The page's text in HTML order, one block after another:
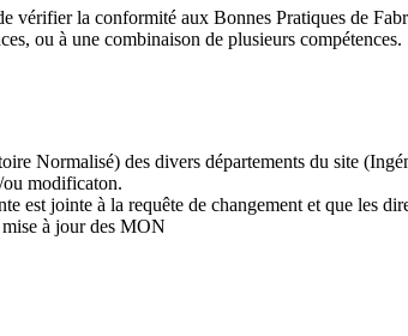
vérifier la conformité aux Bonnes Pratiques de
ou à une combinaison de plusieurs compétences.
Normalisé) des divers départements du site
ou modificaton.
est jointe à la requête de changement et que les
à jour des MON